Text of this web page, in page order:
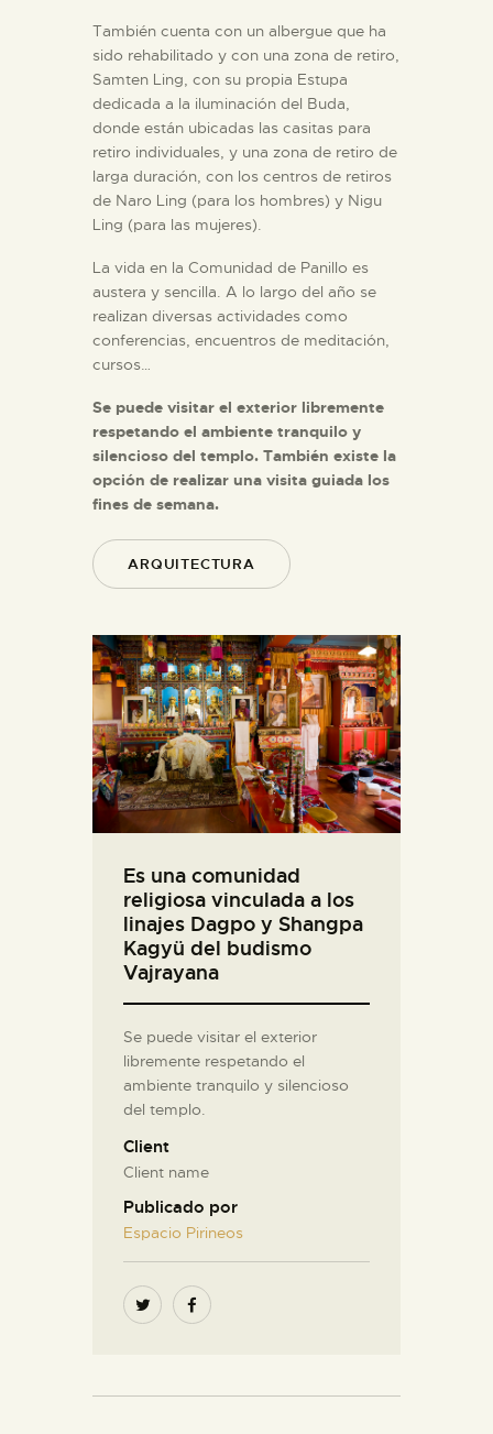
También cuenta con un albergue que ha
sido rehabilitado y con una zona de retiro,
Samten Ling, con su propia Estupa
dedicada a la iluminación del Buda,
donde están ubicadas las casitas para
retiro individuales, y una zona de retiro de
larga duración, con los centros de retiros
de Naro Ling (para los hombres) y Nigu
Ling (para las mujeres).
La vida en la Comunidad de Panillo es
austera y sencilla. A lo largo del año se
realizan diversas actividades como
conferencias, encuentros de meditación,
cursos…
Se puede visitar el exterior libremente
respetando el ambiente tranquilo y
silencioso del templo. También existe la
opción de realizar una visita guiada los
fines de semana.
ARQUITECTURA
Es una comunidad
religiosa vinculada a los
linajes Dagpo y Shangpa
Kagyü del budismo
Vajrayana
Se puede visitar el exterior
libremente respetando el
ambiente tranquilo y silencioso
del templo.
Client
Client name
Publicado por
Espacio Pirineos